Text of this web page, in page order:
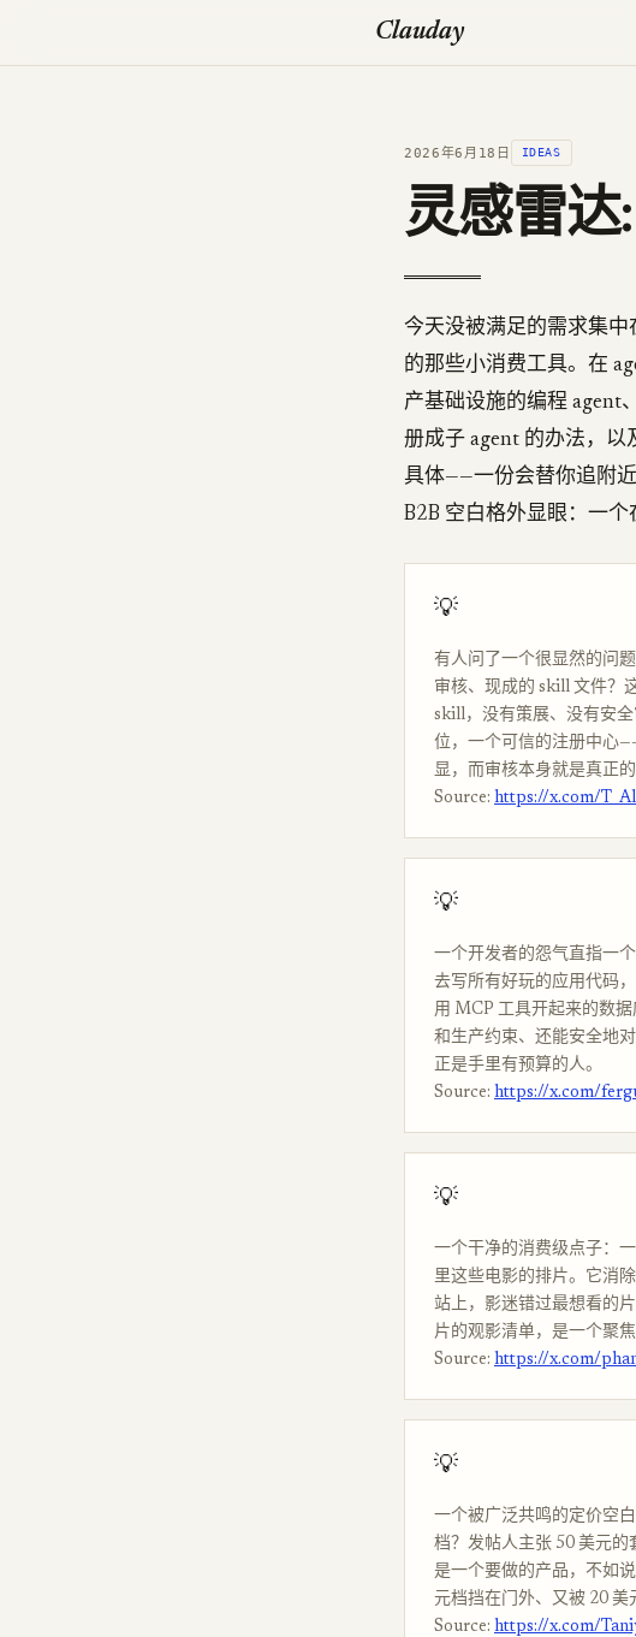
Clauday
2026年6月18日 IDEAS
灵感雷达
今天没被满足的需求集中
的那些小消费工具。在
产基础设施的编程 agent
册成子 agent 的办法，
具体——一份会替你追附
B2B 空白格外显眼：一
💡
有人问了一个很显然的问
审核、现成的 skill 文件？
skill，没有策展、没有安
位，一个可信的注册中心
显，而审核本身就是真正的
Source: https://x.com/
💡
一个开发者的怨气直指一
去写所有好玩的应用代码
用 MCP 工具开起来的数
和生产约束、还能安全地
正是手里有预算的人。
Source: https://x.com/
💡
一个干净的消费级点子：
里这些电影的排片。它消
站上，影迷错过最想看的
片的观影清单，是一个聚
Source: https://x.com/
💡
一个被广泛共鸣的定价空
档？发帖人主张 50 美元
是一个要做的产品，不如
元档挡在门外、又被 20 美
Source: https://x.com/